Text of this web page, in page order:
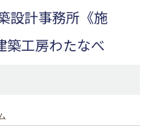
設計事務所《施
築工房わたなべ